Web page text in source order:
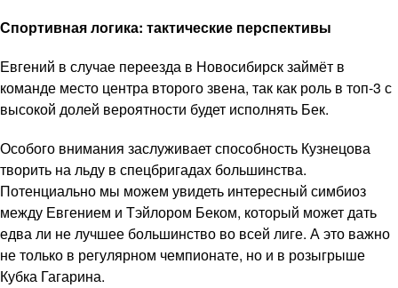
Спортивная логика: тактические перспективы
Евгений в случае переезда в Новосибирск займёт в
команде место центра второго звена, так как роль в топ-3 с
высокой долей вероятности будет исполнять Бек.
Особого внимания заслуживает способность Кузнецова
творить на льду в спецбригадах большинства.
Потенциально мы можем увидеть интересный симбиоз
между Евгением и Тэйлором Беком, который может дать
едва ли не лучшее большинство во всей лиге. А это важно
не только в регулярном чемпионате, но и в розыгрыше
Кубка Гагарина.